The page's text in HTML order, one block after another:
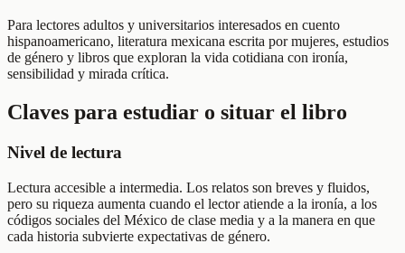
Para lectores adultos y universitarios interesados en cuento
hispanoamericano, literatura mexicana escrita por mujeres, estudios
de género y libros que exploran la vida cotidiana con ironía,
sensibilidad y mirada crítica.
Claves para estudiar o situar el libro
Nivel de lectura
Lectura accesible a intermedia. Los relatos son breves y fluidos,
pero su riqueza aumenta cuando el lector atiende a la ironía, a los
códigos sociales del México de clase media y a la manera en que
cada historia subvierte expectativas de género.